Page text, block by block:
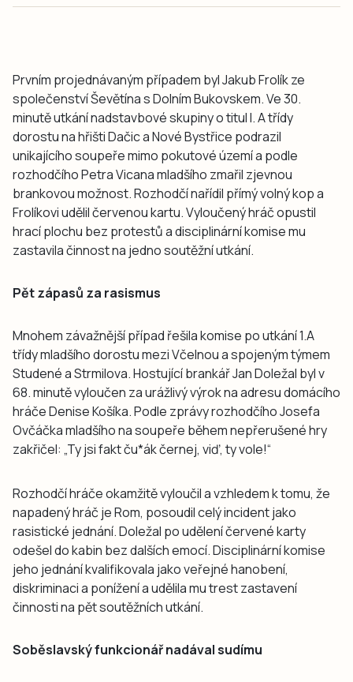
Prvním projednávaným případem byl Jakub Frolík ze
společenství Ševětína s Dolním Bukovskem. Ve 30.
minutě utkání nadstavbové skupiny o titul I. A třídy
dorostu na hřišti Dačic a Nové Bystřice podrazil
unikajícího soupeře mimo pokutové území a podle
rozhodčího Petra Vicana mladšího zmařil zjevnou
brankovou možnost. Rozhodčí nařídil přímý volný kop a
Frolíkovi udělil červenou kartu. Vyloučený hráč opustil
hrací plochu bez protestů a disciplinární komise mu
zastavila činnost na jedno soutěžní utkání.
Pět zápasů za rasismus
Mnohem závažnější případ řešila komise po utkání 1.A
třídy mladšího dorostu mezi Včelnou a spojeným týmem
Studené a Strmilova. Hostující brankář Jan Doležal byl v
68. minutě vyloučen za urážlivý výrok na adresu domácího
hráče Denise Košíka. Podle zprávy rozhodčího Josefa
Ovčáčka mladšího na soupeře během nepřerušené hry
zakřičel: „Ty jsi fakt ču*ák černej, viď, ty vole!“
Rozhodčí hráče okamžitě vyloučil a vzhledem k tomu, že
napadený hráč je Rom, posoudil celý incident jako
rasistické jednání. Doležal po udělení červené karty
odešel do kabin bez dalších emocí. Disciplinární komise
jeho jednání kvalifikovala jako veřejné hanobení,
diskriminaci a ponížení a udělila mu trest zastavení
činnosti na pět soutěžních utkání.
Soběslavský funkcionář nadával sudímu